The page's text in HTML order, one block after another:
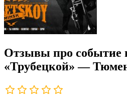
Отзывы про событие
«Трубецкой» —